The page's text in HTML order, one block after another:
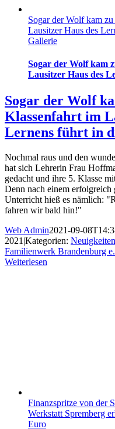
Sogar der Wolf kam
Lausitzer Haus des
Gallerie
Sogar der Wolf kam
Lausitzer Haus des
Sogar der Wolf
Klassenfahrt im
Lernens führt in
Nochmal raus und den
hat sich Lehrerin Frau
gedacht und ihre 5. Klasse
Denn nach einem erfolgreich
Unterricht hieß es nämlich:
fahren wir bald hin!"
Web Admin2021-09-
2021 |Kategorien:
Familienwerk Brandenburg
Weiterlesen
Finanzspritze von der
Werkstatt Spremberg
Euro